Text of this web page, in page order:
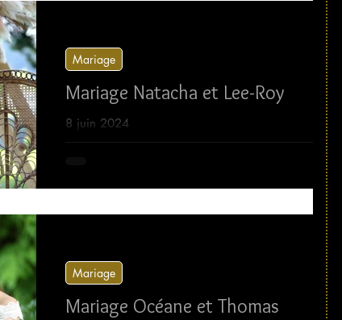
Mariage Natacha et Lee-Roy
8 juin 2024
Mariage
Mariage Océane et Thomas
Mariage